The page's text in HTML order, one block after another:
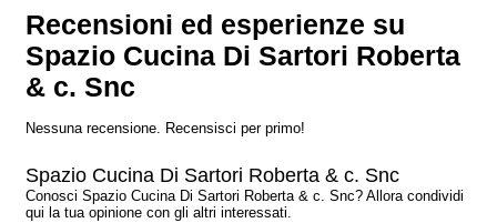
Recensioni ed esperienze su
Spazio Cucina Di Sartori Roberta
& c. Snc
Nessuna recensione. Recensisci per primo!
Spazio Cucina Di Sartori Roberta & c. Snc
Conosci Spazio Cucina Di Sartori Roberta & c. Snc? Allora condividi
qui la tua opinione con gli altri interessati.